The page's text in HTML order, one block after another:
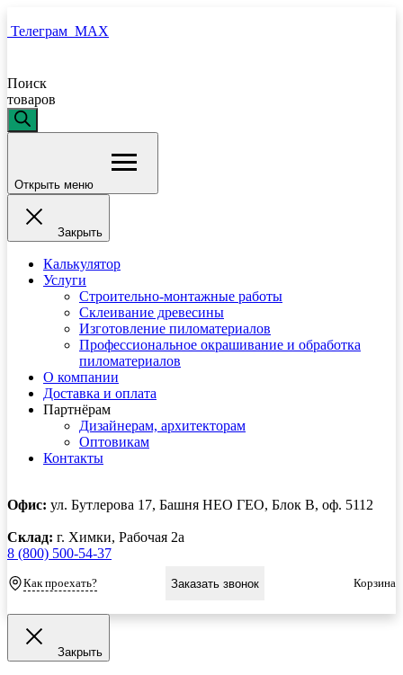
Телеграм MAX
Поиск
товаров
Открыть меню
Закрыть
Калькулятор
Услуги
Строительно-монтажные работы
Склеивание древесины
Изготовление пиломатериалов
Профессиональное окрашивание и обработка
пиломатериалов
О компании
Доставка и оплата
Партнёрам
Дизайнерам, архитекторам
Оптовикам
Контакты
Офис: ул. Бутлерова 17, Башня НЕО ГЕО, Блок В, оф. 5112
Склад: г. Химки, Рабочая 2а
8 (800) 500-54-37
Как проехать? Заказать звонок Корзина
Закрыть